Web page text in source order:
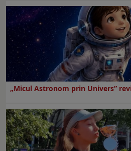
„Micul Astronom prin Univers”